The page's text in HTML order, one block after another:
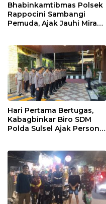
Bhabinkamtibmas Polsek
Rappocini Sambangi
Pemuda, Ajak Jauhi Miras,
Hari Pertama Bertugas,
Kabagbinkar Biro SDM
Polda Sulsel Ajak Personel